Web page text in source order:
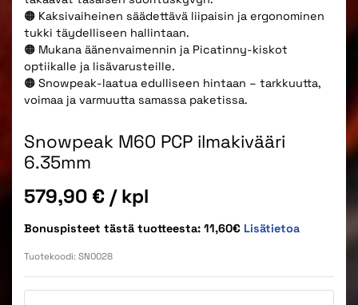
🟠 Kaksivaiheinen säädettävä liipaisin ja ergonominen
tukki täydelliseen hallintaan.
🟠 Mukana äänenvaimennin ja Picatinny-kiskot
optiikalle ja lisävarusteille.
🟠 Snowpeak-laatua edulliseen hintaan – tarkkuutta,
voimaa ja varmuutta samassa paketissa.
Snowpeak M60 PCP ilmakivääri
6.35mm
Hinta
579,90 € / kpl
Bonuspisteet tästä tuotteesta: 11,60€ Lisätietoa
Tuotekoodi: SN0028